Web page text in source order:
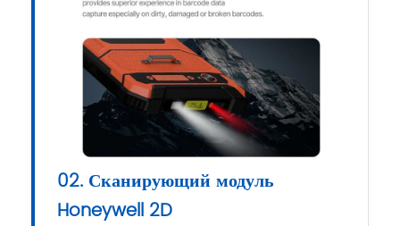
02. Сканирующий модуль
Honeywell 2D